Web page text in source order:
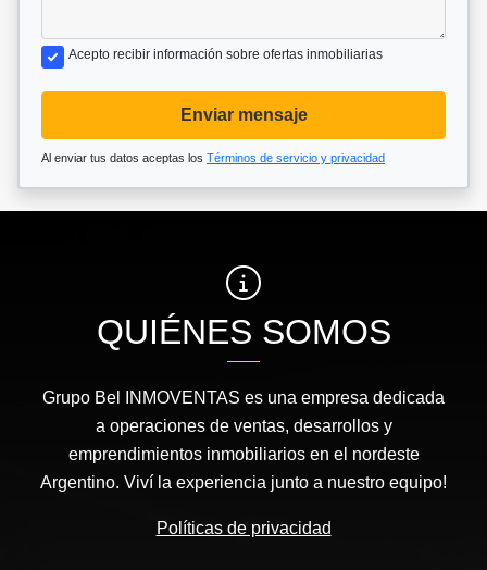
Acepto recibir información sobre ofertas inmobiliarias
Enviar mensaje
Al enviar tus datos aceptas los Términos de servicio y privacidad
QUIÉNES SOMOS
Grupo Bel INMOVENTAS es una empresa dedicada
a operaciones de ventas, desarrollos y
emprendimientos inmobiliarios en el nordeste
Argentino. Viví la experiencia junto a nuestro equipo!
Políticas de privacidad